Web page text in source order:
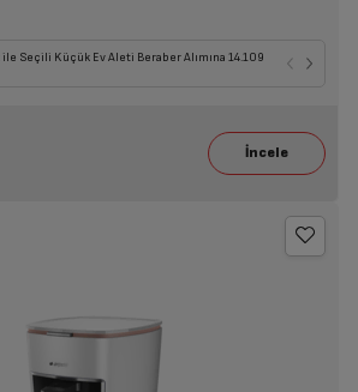
Seçili Küçük Ev Aleti Beraber Alımına 14.109